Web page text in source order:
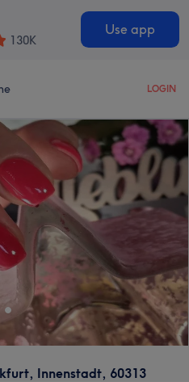
130K
Use app
LOGIN
Innenstadt, 60313